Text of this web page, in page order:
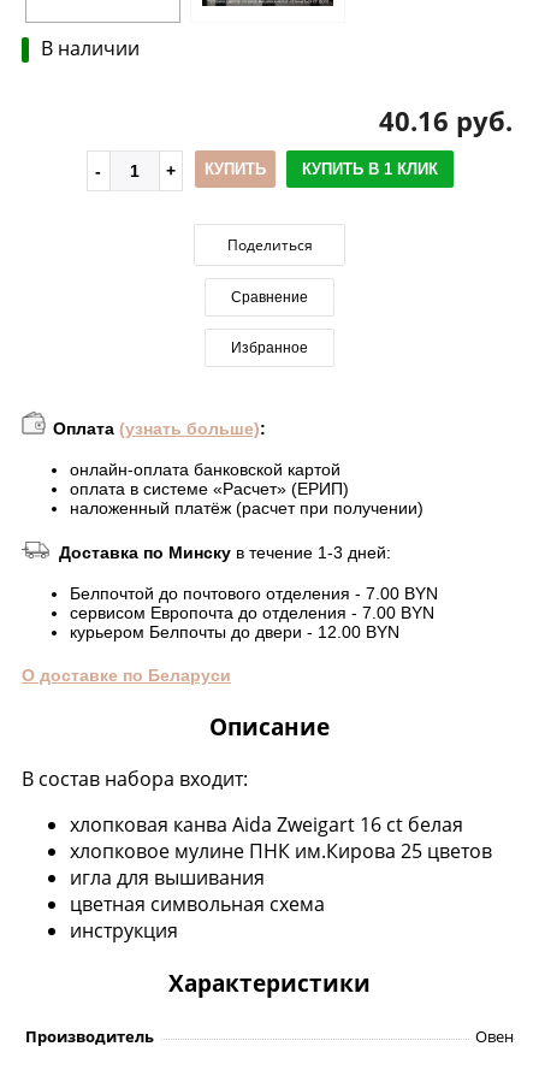
В наличии
40.16 руб.
КУПИТЬ КУПИТЬ В 1 КЛИК
Поделиться
Сравнение
Избранное
Оплата (узнать больше):
онлайн-оплата банковской картой
оплата в системе «Расчет» (ЕРИП)
наложенный платёж (расчет при получении)
Доставка по Минску в течение 1-3 дней:
Белпочтой до почтового отделения - 7.00 BYN
сервисом Европочта до отделения - 7.00 BYN
курьером Белпочты до двери - 12.00 BYN
О доставке по Беларуси
Описание
В состав набора входит:
хлопковая канва Aida Zweigart 16 ct белая
хлопковое мулине ПНК им.Кирова 25 цветов
игла для вышивания
цветная символьная схема
инструкция
Характеристики
Производитель Овен